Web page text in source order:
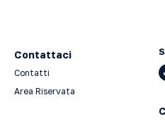
Contattaci
Contatti
Area Riservata